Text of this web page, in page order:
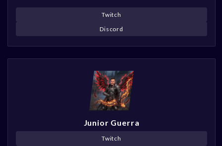
Twitch
Discord
Junior Guerra
Twitch